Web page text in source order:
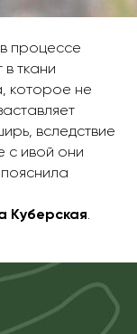
процессе
ткани
которое не
вследствие
с ивой они
Куберская.